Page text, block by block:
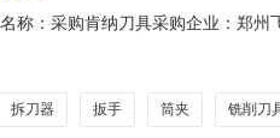
称：采购肯纳刀具采购企业：郑
址：河南省郑州市二七区南三环中
地拆刀器 扳手 筒夹 铣削刀